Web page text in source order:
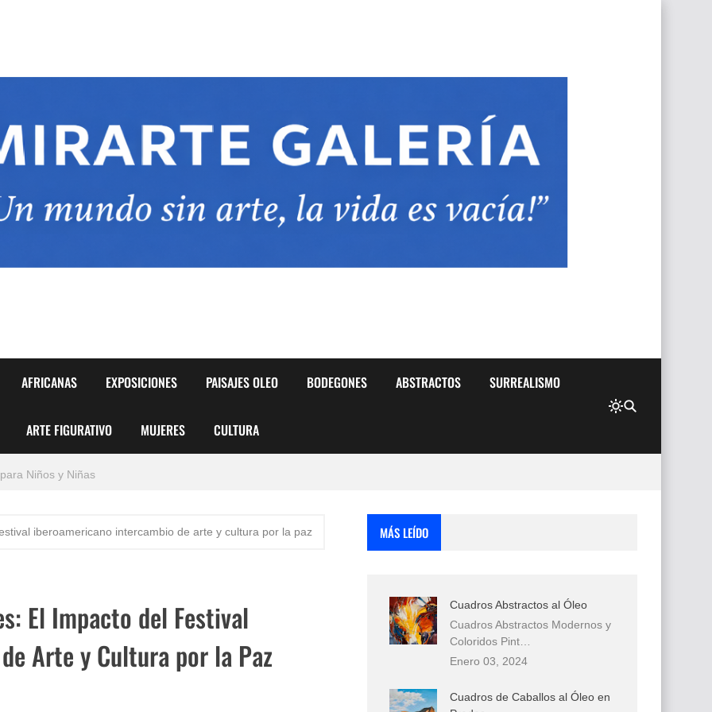
AFRICANAS EXPOSICIONES PAISAJES OLEO BODEGONES ABSTRACTOS SURREALISMO
ARTE FIGURATIVO MUJERES CULTURA
Niños y Niñas
Biryulina Vita
Bellas del Mundo
iberoamericano intercambio de arte y cultura por la paz
El Impacto del Festival
Arte y Cultura por la Paz
MÁS LEÍDO
Cuadros Abstractos al Óleo
Cuadros Abstractos Modernos y
Coloridos Pint…
Enero 03, 2024
Cuadros de Caballos al Óleo en